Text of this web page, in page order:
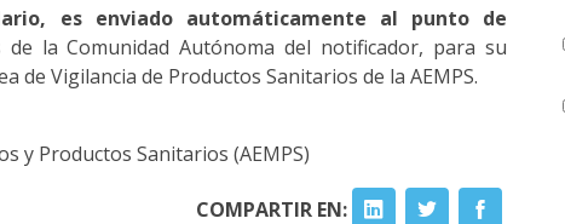
es enviado automáticamente al punto de
la Comunidad Autónoma del notificador, para su
de Vigilancia de Productos Sanitarios de la AEMPS.
y Productos Sanitarios (AEMPS)
COMPARTIR EN: